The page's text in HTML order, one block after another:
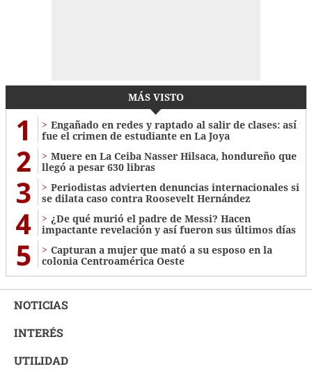
MÁS VISTO
1
Engañado en redes y raptado al salir de clases: así
fue el crimen de estudiante en La Joya
2
Muere en La Ceiba Nasser Hilsaca, hondureño que
llegó a pesar 630 libras
3
Periodistas advierten denuncias internacionales si
se dilata caso contra Roosevelt Hernández
4
¿De qué murió el padre de Messi? Hacen
impactante revelación y así fueron sus últimos días
5
Capturan a mujer que mató a su esposo en la
colonia Centroamérica Oeste
NOTICIAS
INTERÉS
UTILIDAD